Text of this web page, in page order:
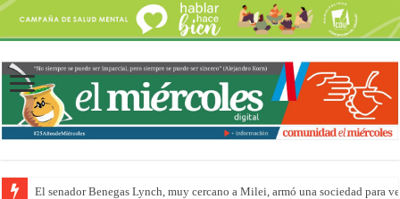
El senador Benegas Lynch, muy cercano a Milei, armó una sociedad para